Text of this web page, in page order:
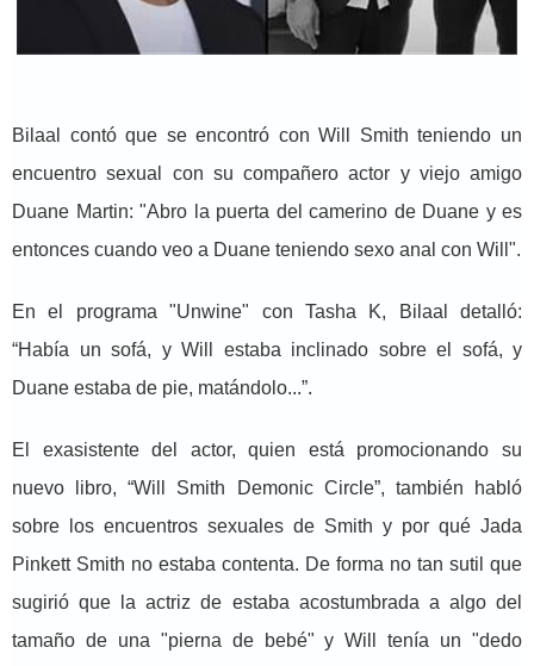
Bilaal contó que se encontró con Will Smith teniendo un
encuentro sexual con su compañero actor y viejo amigo
Duane Martin: "Abro la puerta del camerino de Duane y es
entonces cuando veo a Duane teniendo sexo anal con Will".
En el programa "Unwine" con Tasha K, Bilaal detalló:
“Había un sofá, y Will estaba inclinado sobre el sofá, y
Duane estaba de pie, matándolo...”.
El exasistente del actor, quien está promocionando su
nuevo libro, “Will Smith Demonic Circle”, también habló
sobre los encuentros sexuales de Smith y por qué Jada
Pinkett Smith no estaba contenta. De forma no tan sutil que
sugirió que la actriz de estaba acostumbrada a algo del
tamaño de una "pierna de bebé" y Will tenía un "dedo